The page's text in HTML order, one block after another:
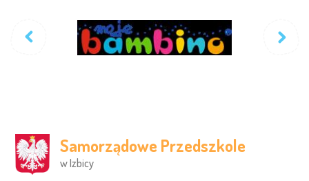
Samorządowe Przedszkole
w Izbicy